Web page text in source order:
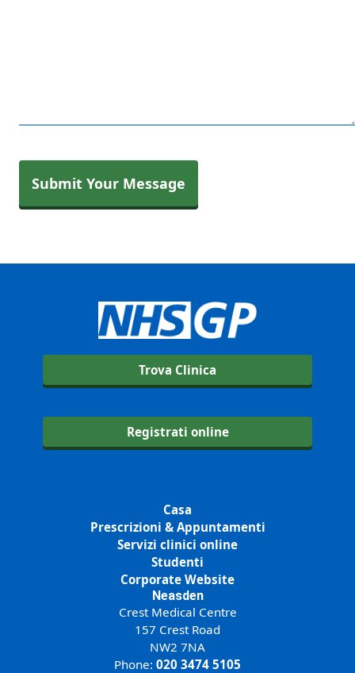
Trova Clinica
Registrati online
Casa
Prescrizioni & Appuntamenti
Servizi clinici online
Studenti
Corporate Website
Neasden
Crest Medical Centre
157 Crest Road
NW2 7NA
Phone: 020 3474 5105